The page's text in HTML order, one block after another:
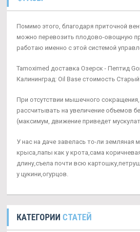
Помимо этого, благодаря приточной
можно перевозить плодово-овощную
работаю именно с этой системой
Tamoximed доставка Озерск - Пептид
Калининград: Oil Base стоимость
При отсутствии мышечного сокращения,
рассчитывать на увеличение объемов
(максимум, движение приведет
У нас на даче завелась то-ли земляная
крыса,лапы как у крота,сама
длину,съела почти всю
у цукини,огурцов.
КАТЕГОРИИ СТАТЕЙ